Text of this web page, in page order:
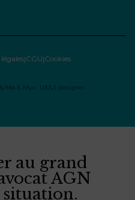
CGU Cookies
& Myx : UX/UI designer
au grand
AGN